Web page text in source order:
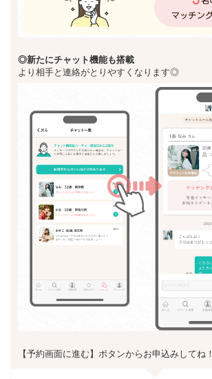
◎新たにチャット機能も搭載
より相手と連絡がとりやすくなります◎
【予約画面に進む】ボタンからお申込みしてね！